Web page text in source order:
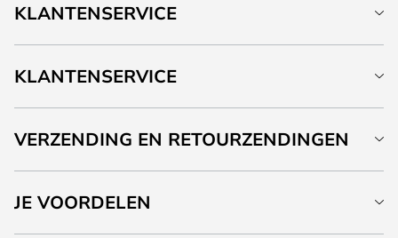
KLANTENSERVICE
KLANTENSERVICE
VERZENDING EN RETOURZENDINGEN
JE VOORDELEN